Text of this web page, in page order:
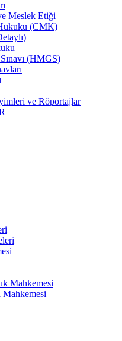
Meslek Etiği
(CMK)
(HMGS)
ve Röportajlar
Mahkemesi
Mahkemesi